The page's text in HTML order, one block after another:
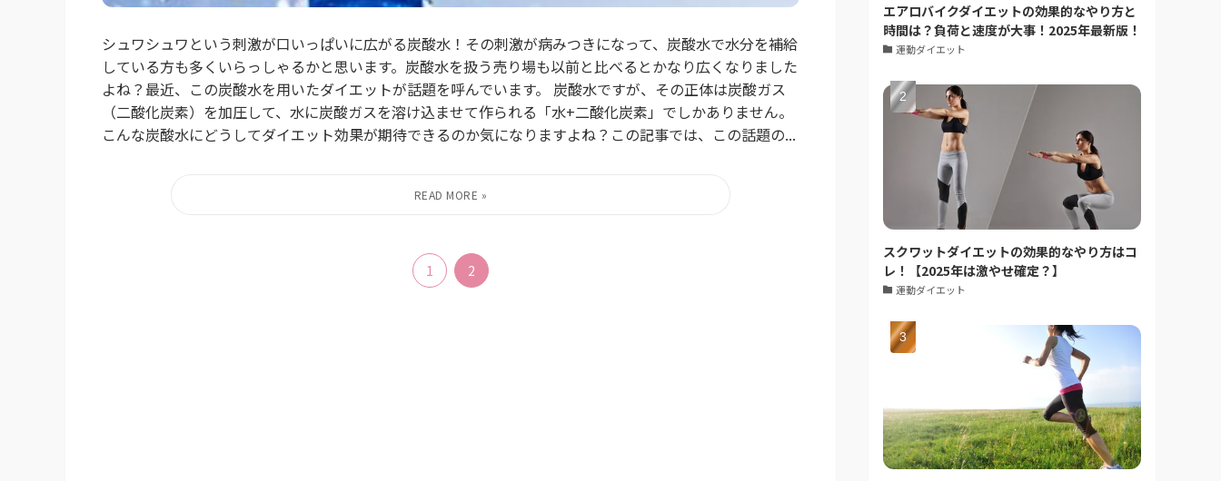
シュワシュワという刺激が口いっぱいに広がる炭酸水！その刺激が病みつきになって、炭酸水で水分を補給
している方も多くいらっしゃるかと思います。炭酸水を扱う売り場も以前と比べるとかなり広くなりました
よね？最近、この炭酸水を用いたダイエットが話題を呼んでいます。 炭酸水ですが、その正体は炭酸ガス
（二酸化炭素）を加圧して、水に炭酸ガスを溶け込ませて作られる「水+二酸化炭素」でしかありません。
こんな炭酸水にどうしてダイエット効果が期待できるのか気になりますよね？この記事では、この話題の...
1 2
エアロバイクダイエットの効果的なやり方と
時間は？負荷と速度が大事！2025年最新版！
運動ダイエット
スクワットダイエットの効果的なやり方はコ
レ！【2025年は激やせ確定？】
運動ダイエット